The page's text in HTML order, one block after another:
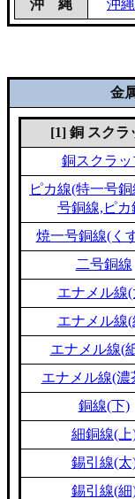
沖 縄
沖
金
[1] 銅 スクラ
銅スクラッ
ピカ線(特一号
号銅線,ピカ
焼一号銅線(く
二号銅線
エナメル線(
エナメル線(
エナメル線(
エナメル線(濃
銅線(下)
細銅線(上
錫引線(太
錫引線(細